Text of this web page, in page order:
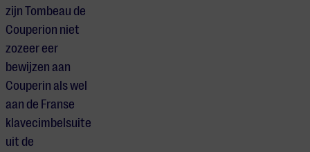
zijn Tombeau de
Couperion niet
zozeer eer
bewijzen aan
Couperin als wel
aan de Franse
klavecimbelsuite
uit de